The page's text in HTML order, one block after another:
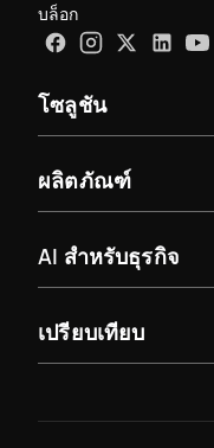
บล็อก
โซลูชัน
ผลิตภัณฑ์
AI สำหรับธุรกิจ
เปรียบเทียบ